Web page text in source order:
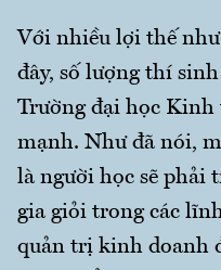
Với nhiều lợi thế
đây, số lượng thí
Trường đại học Kinh
mạnh. Như đã nói,
là người học sẽ phải
gia giỏi trong các
quản trị kinh doanh